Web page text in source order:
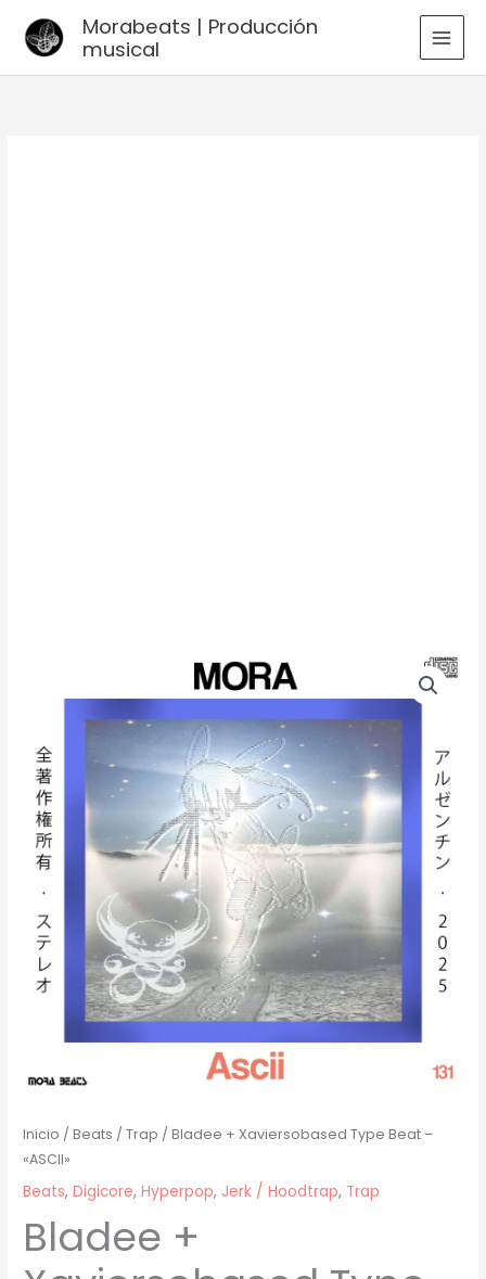
Morabeats | Producción
musical
Inicio /Beats /Trap / Bladee + Xaviersobased Type Beat –
«ASCII»
Beats,Digicore,Hyperpop, Jerk / Hoodtrap, Trap
Bladee +